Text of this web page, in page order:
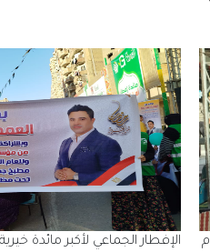
برعاية كريمة
برعاية كريمة ودعم دائم من